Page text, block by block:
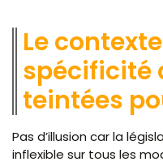
Le
spécificité
teintées
Pas d’illusion car la
inflexible sur tous les